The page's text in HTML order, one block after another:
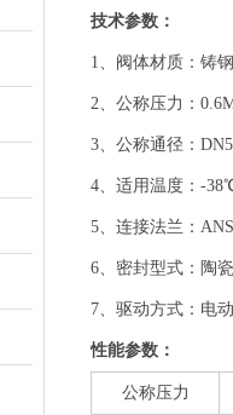
技术参数：
1、阀体材质：铸
2、公称压力：
3、公称通径：
4、适用温度：-
5、连接法兰：
6、密封型式：陶
7、驱动方式：电
性能参数：
公称压力